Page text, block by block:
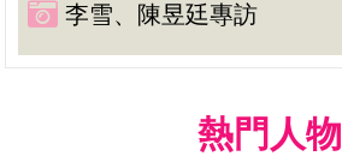
李雪、陳昱廷專訪
熱門人物